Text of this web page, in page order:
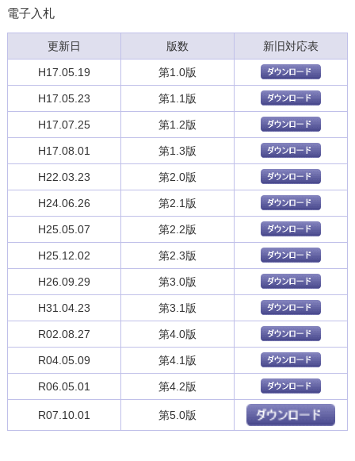
電子入札
更新日 版数 新旧対応表
H17.05.19 第1.0版
H17.05.23 第1.1版
H17.07.25 第1.2版
H17.08.01 第1.3版
H22.03.23 第2.0版
H24.06.26 第2.1版
H25.05.07 第2.2版
H25.12.02 第2.3版
H26.09.29 第3.0版
H31.04.23 第3.1版
R02.08.27 第4.0版
R04.05.09 第4.1版
R06.05.01 第4.2版
R07.10.01 第5.0版